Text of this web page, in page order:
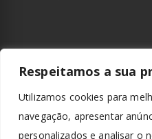
Respeitamos a sua
Utilizamos cookies para
navegação, apresentar
personalizados e analisar o